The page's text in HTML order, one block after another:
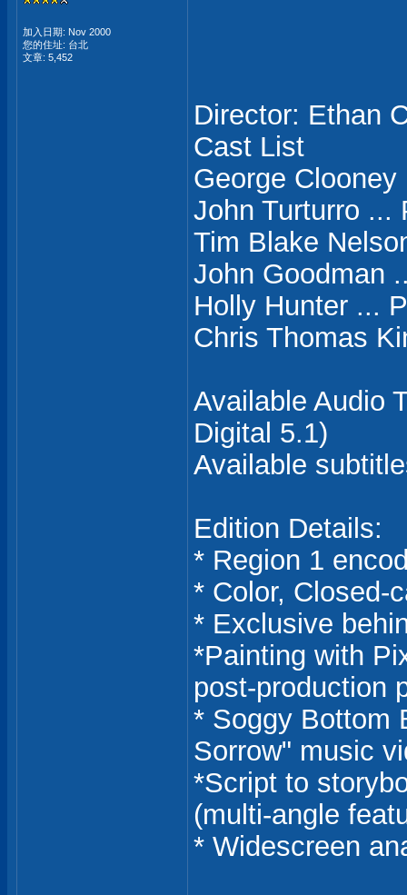
加入日期: Nov 2000
您的住址: 台北
文章: 5,452
Director: Ethan
Cast List
George
John Turturro ...
Tim Blake
John Goodman
Holly Hunter ...
Chris Thomas
Available Audio
Digital 5.1)
Available
Edition Details:
* Region 1
* Color, Closed-
* Exclusive
*Painting with
post-production
* Soggy Bottom
Sorrow" music
*Script to
(multi-angle
* Widescreen